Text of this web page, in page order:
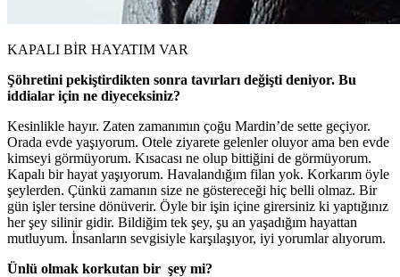
KAPALI BİR HAYATIM VAR
Şöhretini pekiştirdikten sonra tavırları değişti deniyor. Bu
iddialar için ne diyeceksiniz?
Kesinlikle hayır. Zaten zamanımın çoğu Mardin’de sette geçiyor.
Orada evde yaşıyorum. Otele ziyarete gelenler oluyor ama ben evde
kimseyi görmüyorum. Kısacası ne olup bittiğini de görmüyorum.
Kapalı bir hayat yaşıyorum. Havalandığım filan yok. Korkarım öyle
şeylerden. Çünkü zamanın size ne göstereceği hiç belli olmaz. Bir
gün işler tersine dönüverir. Öyle bir işin içine girersiniz ki yaptığınız
her şey silinir gidir. Bildiğim tek şey, şu an yaşadığım hayattan
mutluyum. İnsanların sevgisiyle karşılaşıyor, iyi yorumlar alıyorum.
Ünlü olmak korkutan bir şey mi?